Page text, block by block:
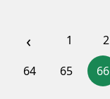
‹ 1 2
64
65 66